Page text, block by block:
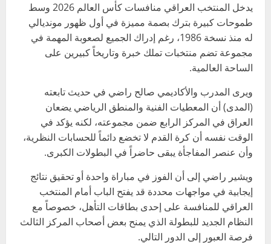
يدخل المنتخب العراقي منافسات كأس العالم 2026 وسط
طموحات كبيرة بترك بصمة مميزة في أول ظهور مونديالي
له منذ نسخة 1986، رغم إدراك الجميع لصعوبة المهمة في
مجموعة تضم منتخبات تملك خبرة وتاريخاً كبيرين على
الساحة العالمية.
ويرى المدرب والأكاديمي صالح راضي في حديث تابعته
(المدى) أن المعطيات الفنية والمنطق الرياضي يضعان
العراق في المركز الرابع ضمن مجموعته، لكنه يؤكد في
الوقت نفسه أن كرة القدم لا تخضع دائماً للحسابات النظرية،
وأن عنصر المفاجأة يبقى حاضراً في البطولات الكبرى.
ويشير راضي إلى أن الفوز في مباراة واحدة أو تحقيق نتائج
إيجابية في مواجهات محددة قد يفتح الباب أمام المنتخب
العراقي للمنافسة على إحدى بطاقات التأهل، خصوصاً مع
النظام الجديد للبطولة الذي يمنح بعض أصحاب المركز الثالث
فرصة العبور إلى الدور التالي.